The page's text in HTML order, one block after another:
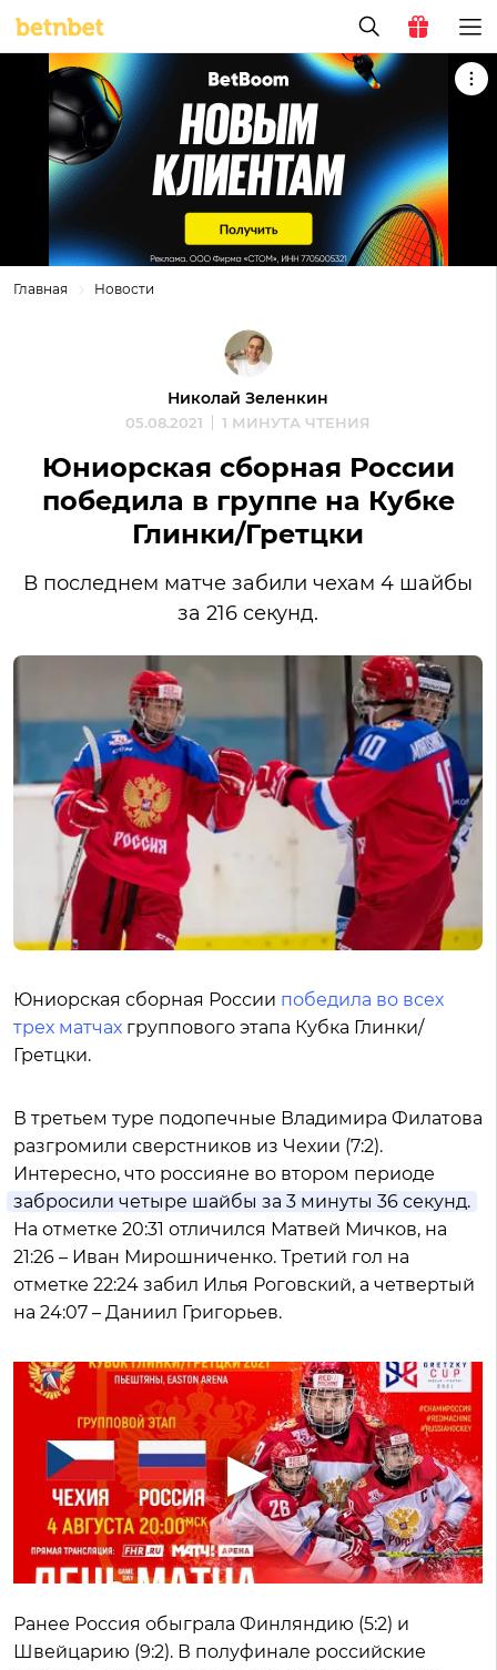
Главная Новости
Николай Зеленкин
05.08.2021 1 МИНУТА ЧТЕНИЯ
Юниорская сборная России
победила в группе на Кубке
Глинки/Гретцки
В последнем матче забили чехам 4 шайбы
за 216 секунд.
Юниорская сборная России победила во всех
трех матчах группового этапа Кубка Глинки/
Гретцки.
В третьем туре подопечные Владимира Филатова
разгромили сверстников из Чехии (7:2).
Интересно, что россияне во втором периоде
забросили четыре шайбы за 3 минуты 36 секунд.
На отметке 20:31 отличился Матвей Мичков, на
21:26 – Иван Мирошниченко. Третий гол на
отметке 22:24 забил Илья Роговский, а четвертый
на 24:07 – Даниил Григорьев.
Ранее Россия обыграла Финляндию (5:2) и
Швейцарию (9:2). В полуфинале российские